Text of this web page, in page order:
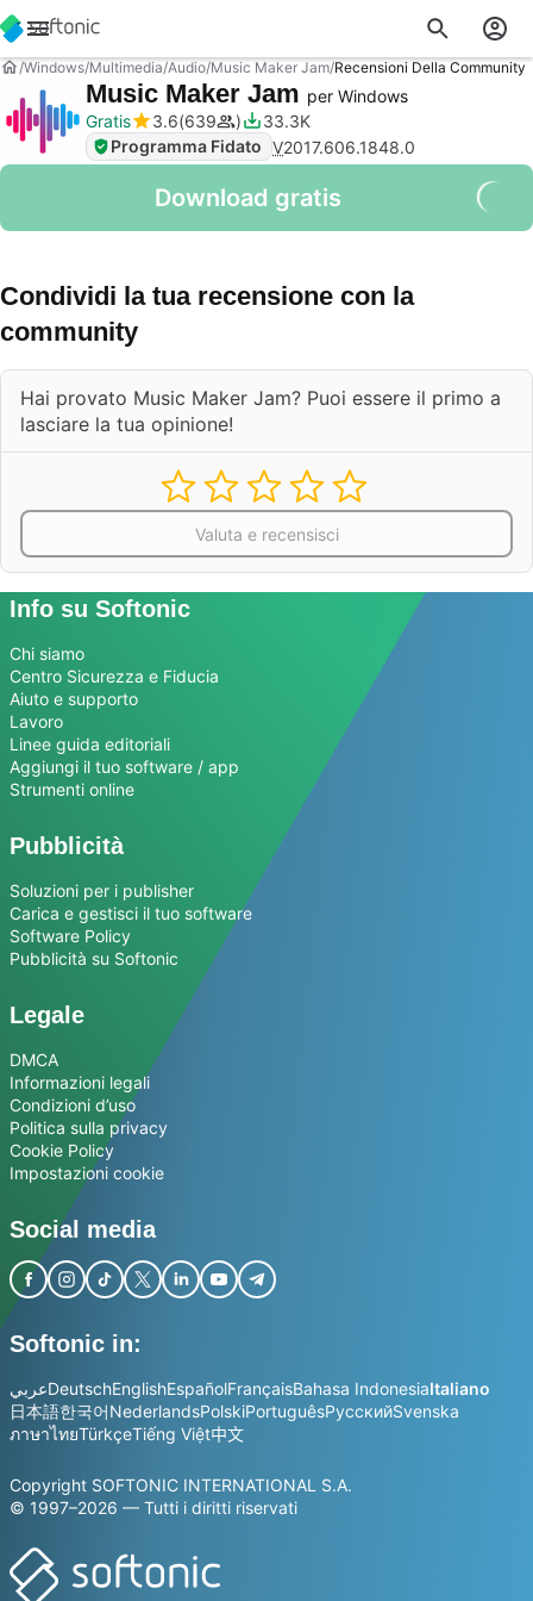
Windows Multimedia Audio Music Maker Jam Recensioni Della Community
Music Maker Jam per Windows
Gratis
3.6 639
33.3K
Programma Fidato V2017.606.1848.0
Download gratis
Condividi la tua recensione con la
community
Hai provato Music Maker Jam? Puoi essere il primo a
lasciare la tua opinione!
Valuta e recensisci
Info su Softonic
Chi siamo
Centro Sicurezza e Fiducia
Aiuto e supporto
Lavoro
Linee guida editoriali
Aggiungi il tuo software / app
Strumenti online
Pubblicità
Soluzioni per i publisher
Carica e gestisci il tuo software
Software Policy
Pubblicità su Softonic
Legale
DMCA
Informazioni legali
Condizioni d’uso
Politica sulla privacy
Cookie Policy
Impostazioni cookie
Social media
Softonic in:
عربيDeutschEnglishEspañolFrançaisBahasa IndonesiaItaliano
日本語한국어NederlandsPolskiPortuguêsРусскийSvenska
ภาษาไทยTürkçeTiếng Việt中文
Copyright SOFTONIC INTERNATIONAL S.A.
© 1997–2026 — Tutti i diritti riservati